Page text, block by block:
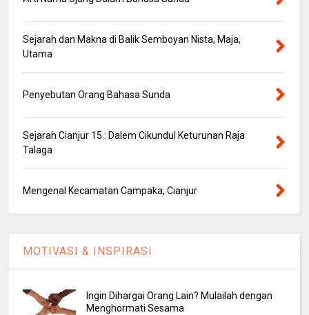
Sejarah dan Makna di Balik Semboyan Nista, Maja,
Utama
Penyebutan Orang Bahasa Sunda
Sejarah Cianjur 15 : Dalem Cikundul Keturunan Raja
Talaga
Mengenal Kecamatan Campaka, Cianjur
MOTIVASI & INSPIRASI
Ingin Dihargai Orang Lain? Mulailah dengan
Menghormati Sesama